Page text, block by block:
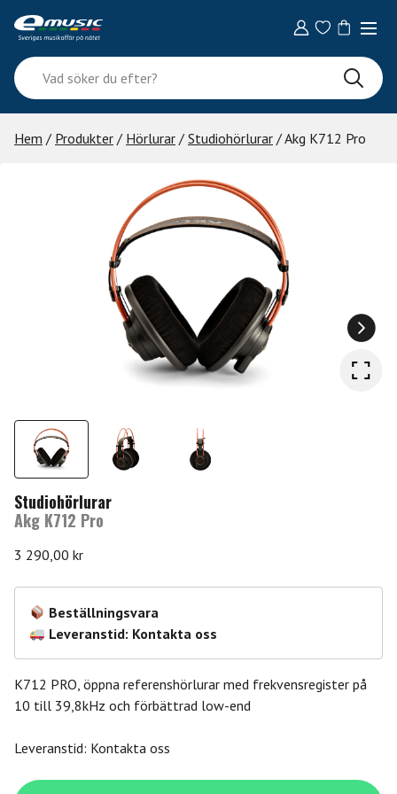
content
Vad
söker
du
efter?
Hem / Produkter / Hörlurar / Studiohörlurar / Akg K712 Pro
Studiohörlurar
Akg K712 Pro
3 290,00 kr
Beställningsvara
Leveranstid: Kontakta oss
K712 PRO, öppna referenshörlurar med frekvensregister på
10 till 39,8kHz och förbättrad low-end
Leveranstid: Kontakta oss
Akg